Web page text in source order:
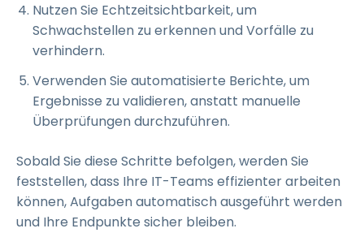
Nutzen Sie Echtzeitsichtbarkeit, um
Schwachstellen zu erkennen und Vorfälle zu
verhindern.
Verwenden Sie automatisierte Berichte, um
Ergebnisse zu validieren, anstatt manuelle
Überprüfungen durchzuführen.
Sobald Sie diese Schritte befolgen, werden Sie
feststellen, dass Ihre IT-Teams effizienter arbeiten
können, Aufgaben automatisch ausgeführt werden
und Ihre Endpunkte sicher bleiben.